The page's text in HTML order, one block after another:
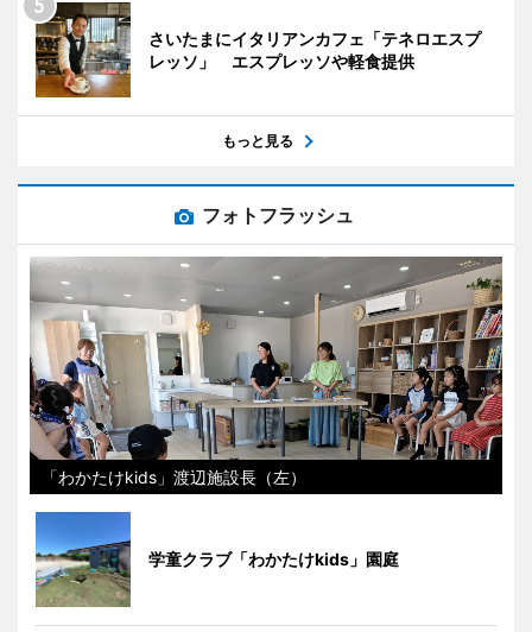
さいたまにイタリアンカフェ「テネロエスプ
レッソ」 エスプレッソや軽食提供
もっと見る
フォトフラッシュ
「わかたけkids」渡辺施設長（左）
学童クラブ「わかたけkids」園庭